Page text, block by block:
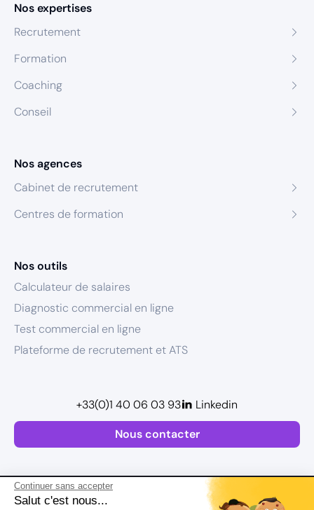
Continuer sans accepter
Salut c'est nous...
Nos expertises
Recrutement
Formation
Coaching
Conseil
Nos agences
Cabinet de recrutement
Centres de formation
Nos outils
Calculateur de salaires
Diagnostic commercial en ligne
Test commercial en ligne
Plateforme de recrutement et ATS
Nous contacter
+33(0)1 40 06 03 93 Linkedin